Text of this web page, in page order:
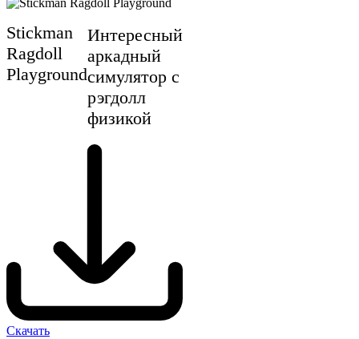
Stickman
Ragdoll
Playground
Интересный
аркадный
симулятор с
рэгдолл
физикой
Скачать